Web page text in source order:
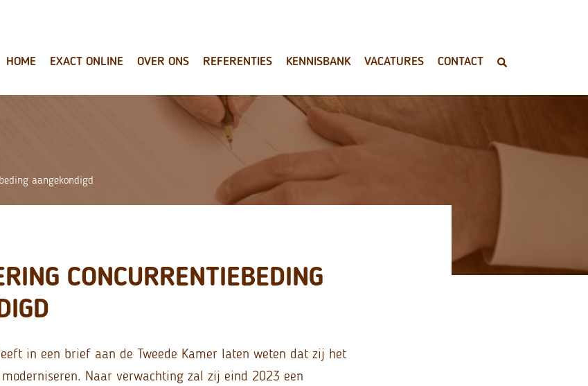
HOME EXACT ONLINE OVER ONS REFERENTIES KENNISBANK VACATURES CONTACT
aangekondigd
CONCURRENTIEBEDING
in een brief aan de Tweede Kamer laten weten dat zij het
Naar verwachting zal zij eind 2023 een